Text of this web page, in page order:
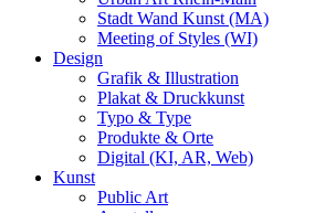
Stadt Wand Kunst (MA)
Meeting of Styles (WI)
Design
Grafik & Illustration
Plakat & Druckkunst
Typo & Type
Produkte & Orte
Digital (KI, AR, Web)
Kunst
Public Art